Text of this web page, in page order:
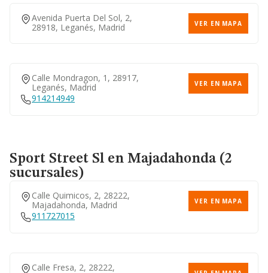
Avenida Puerta Del Sol, 2,
28918, Leganés, Madrid
VER EN MAPA
Calle Mondragon, 1, 28917,
Leganés, Madrid
VER EN MAPA
914214949
Sport Street Sl en Majadahonda (2
sucursales)
Calle Quimicos, 2, 28222,
Majadahonda, Madrid
VER EN MAPA
911727015
Calle Fresa, 2, 28222,